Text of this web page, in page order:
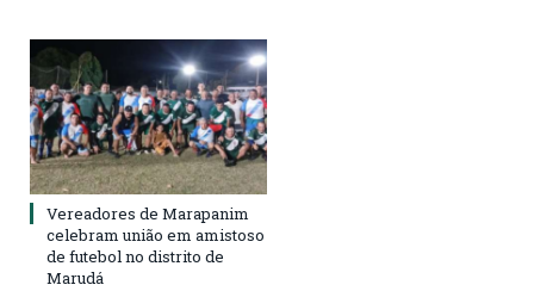
Vereadores de Marapanim
celebram união em amistoso
de futebol no distrito de
Marudá